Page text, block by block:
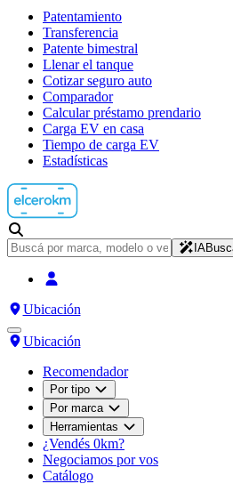
Patentamiento
Transferencia
Patente bimestral
Llenar el tanque
Cotizar seguro auto
Comparador
Calcular préstamo prendario
Carga EV en casa
Tiempo de carga EV
Estadísticas
IA
Ubicación
Ubicación
Recomendador
Por tipo
Por marca
Herramientas
¿Vendés 0km?
Negociamos por vos
Catálogo